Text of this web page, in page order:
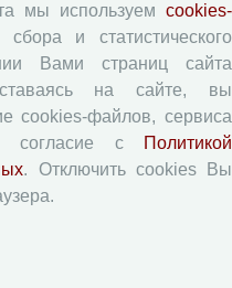
мы используем cookies-
и статистического
Вами страниц сайта
на сайте, вы
cookies-файлов, сервиса
согласие с
Политикой
. Отключить cookies Вы